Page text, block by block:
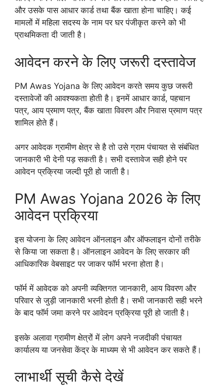
और उसके पास आधार कार्ड तथा बैंक खाता होना चाहिए। कई
मामलों में महिला सदस्य के नाम पर घर पंजीकृत करने को भी
प्राथमिकता दी जाती है।
आवेदन करने के लिए जरूरी दस्तावेज
PM Awas Yojana के लिए आवेदन करते समय कुछ जरूरी
दस्तावेजों की आवश्यकता होती है। इनमें आधार कार्ड, पहचान
पत्र, आय प्रमाण पत्र, बैंक खाता विवरण और निवास प्रमाण पत्र
शामिल होते हैं।
अगर आवेदक ग्रामीण क्षेत्र से है तो उसे ग्राम पंचायत से संबंधित
जानकारी भी देनी पड़ सकती है। सभी दस्तावेज सही होने पर
आवेदन प्रक्रिया जल्दी पूरी हो जाती है।
PM Awas Yojana 2026 के लिए
आवेदन प्रक्रिया
इस योजना के लिए आवेदन ऑनलाइन और ऑफलाइन दोनों तरीके
से किया जा सकता है। ऑनलाइन आवेदन के लिए सरकार की
आधिकारिक वेबसाइट पर जाकर फॉर्म भरना होता है।
फॉर्म में आवेदक को अपनी व्यक्तिगत जानकारी, आय विवरण और
परिवार से जुड़ी जानकारी भरनी होती है। सभी जानकारी सही भरने
के बाद फॉर्म जमा करने पर आवेदन प्रक्रिया पूरी हो जाती है।
इसके अलावा ग्रामीण क्षेत्रों में लोग अपने नजदीकी पंचायत
कार्यालय या जनसेवा केंद्र के माध्यम से भी आवेदन कर सकते हैं।
लाभार्थी सूची कैसे देखें